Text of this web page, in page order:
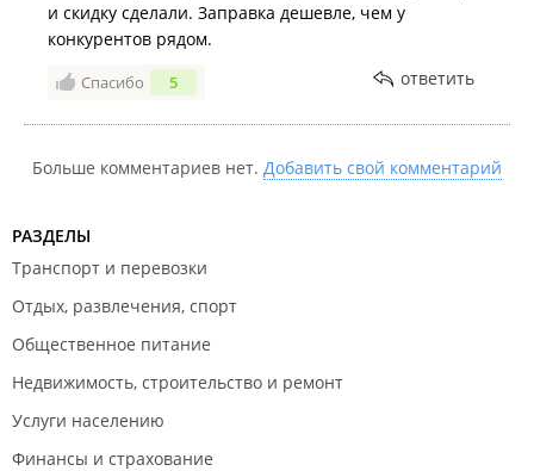
и скидку сделали. Заправка дешевле, чем у
конкурентов рядом.
Спасибо 5 ответить
Больше комментариев нет. Добавить свой комментарий
РАЗДЕЛЫ
Транспорт и перевозки
Отдых, развлечения, спорт
Общественное питание
Недвижимость, строительство и ремонт
Услуги населению
Финансы и страхование